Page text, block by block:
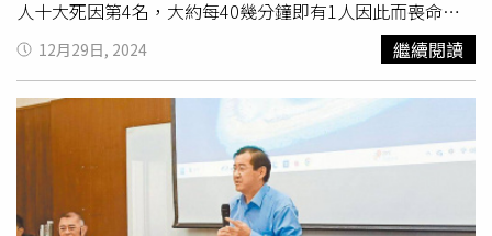
情況，當下爽朗回應「沒關係，補鈣啊」，自嘲非常懂生
存。《不如海邊吹吹風》導演何潤東對「廟口CP」的演員
楊子儀和莊茜佳兩人表現讚不絕口。（圖／大川大立）
人十大死因第4名，大約每40幾分鐘即有1人因此而喪命，
民眾也要從日常開始注重腦心血管疾病的預防。為此，他就
提供了6個日常飲食小撇步，有助於遠離腦中風：1、選擇全
穀及未精緻雜糧：如糙米、紫米、地瓜、南瓜等，相比於精
緻澱粉，因為含有較多纖維，能穩定血糖波動，對心腦健康
有益。2、每日2份乳品：攝取足夠的鈣質（如牛奶、起
司），有助血管預防高血壓，建議每天早晚1杯奶，也可以2
片起司代替1杯奶來補足鈣質。3、吃足3蔬2果：富含纖維
的蔬果幫助改善血脂，促進腸胃蠕動，預防便秘，每日最好
12月29日, 2024 繼續閱讀